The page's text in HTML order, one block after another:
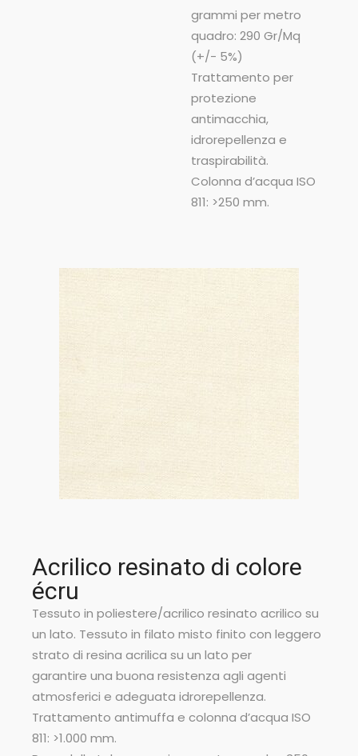
grammi per metro
quadro: 290 Gr/Mq
(+/- 5%)
Trattamento per
protezione
antimacchia,
idrorepellenza e
traspirabilità.
Colonna d’acqua ISO
811: >250 mm.
Acrilico resinato di colore
écru
Tessuto in poliestere/acrilico resinato acrilico su
un lato. Tessuto in filato misto finito con leggero
strato di resina acrilica su un lato per
garantire una buona resistenza agli agenti
atmosferici e adeguata idrorepellenza.
Trattamento antimuffa e colonna d’acqua ISO
811: >1.000 mm.